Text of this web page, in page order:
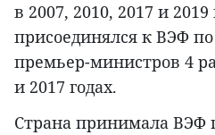
в 2007, 2010, 2017 и 2019
присоединялся к ВЭФ
премьер-министров 4
и 2017 годах.
Страна принимала ВЭФ